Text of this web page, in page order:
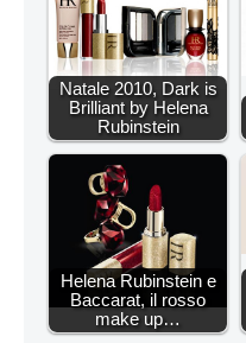
Natale 2010, Dark is
Brilliant by Helena
Rubinstein
Helena Rubinstein e
Baccarat, il rosso
make up…